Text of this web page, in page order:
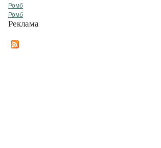
Ромб
Ромб
Реклама